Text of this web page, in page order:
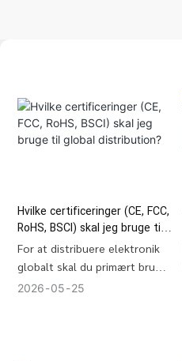
Hvilke certificeringer (CE, FCC,
RoHS, BSCI) skal jeg bruge til
global distribution?
For at distribuere elektronik
globalt skal du primært bruge
CE (Europa) ogFCC (USA) for
2026 05 25